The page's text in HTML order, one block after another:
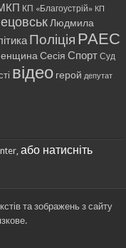
КП «Благоустрій» КП
Людмила
Поліція РАЕС
Сесія Спорт Суд
відео герой депутат
або натисніть
та зображень з сайту